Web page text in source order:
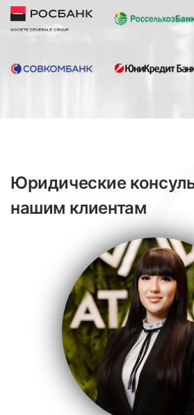
Юридические
нашим клиентам